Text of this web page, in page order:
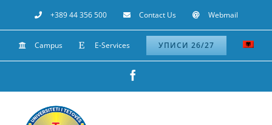
to
content
+389 44 356 500 Contact Us Webmail
Campus E-Services УПИСИ 26/27